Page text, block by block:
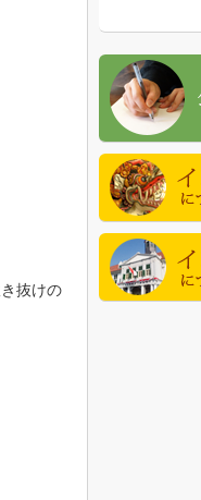
抜けの
公式ブログ
インドネシ
インドネシ